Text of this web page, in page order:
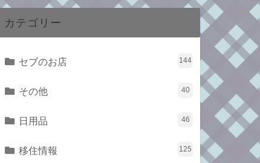
カテゴリー
セブのお店 144
その他 40
日用品 46
移住情報 125